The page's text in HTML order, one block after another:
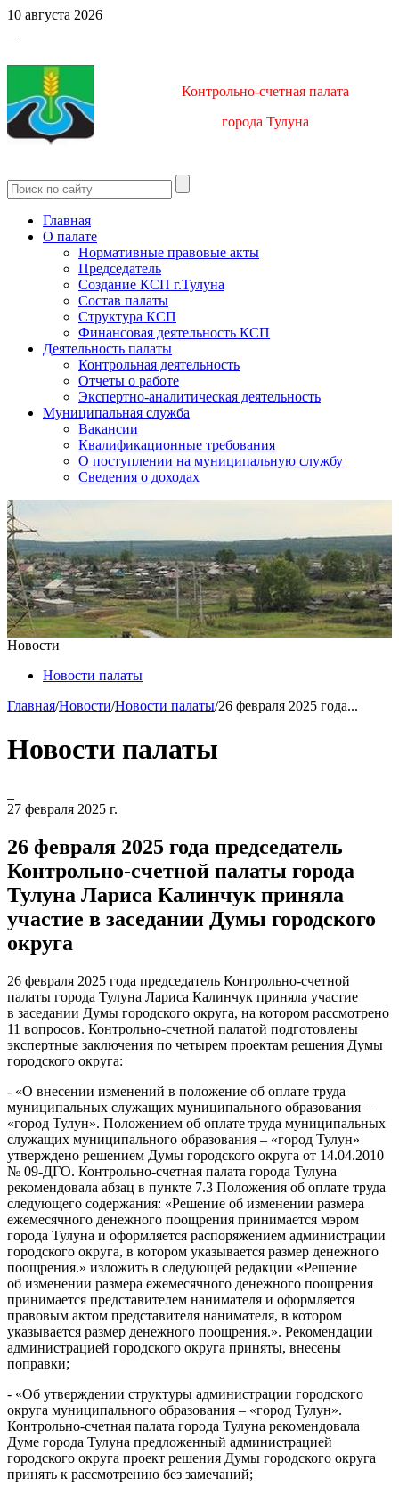
10 августа 2026
Контрольно-счетная палата
города Тулуна
Главная
О палате
Нормативные правовые акты
Председатель
Создание КСП г.Тулуна
Состав палаты
Структура КСП
Финансовая деятельность КСП
Деятельность палаты
Контрольная деятельность
Отчеты о работе
Экспертно-аналитическая деятельность
Муниципальная служба
Вакансии
Квалификационные требования
О поступлении на муниципальную службу
Сведения о доходах
Новости
Новости палаты
Главная/Новости/Новости палаты/26 февраля 2025 года...
Новости палаты
27 февраля 2025 г.
26 февраля 2025 года председатель
Контрольно-счетной палаты города
Тулуна Лариса Калинчук приняла
участие в заседании Думы городского
округа
26 февраля 2025 года председатель Контрольно-счетной
палаты города Тулуна Лариса Калинчук приняла участие
в заседании Думы городского округа, на котором рассмотрено
11 вопросов. Контрольно-счетной палатой подготовлены
экспертные заключения по четырем проектам решения Думы
городского округа:
- «О внесении изменений в положение об оплате труда
муниципальных служащих муниципального образования –
«город Тулун». Положением об оплате труда муниципальных
служащих муниципального образования – «город Тулун»
утверждено решением Думы городского округа от 14.04.2010
№ 09-ДГО. Контрольно-счетная палата города Тулуна
рекомендовала абзац в пункте 7.3 Положения об оплате труда
следующего содержания: «Решение об изменении размера
ежемесячного денежного поощрения принимается мэром
города Тулуна и оформляется распоряжением администрации
городского округа, в котором указывается размер денежного
поощрения.» изложить в следующей редакции «Решение
об изменении размера ежемесячного денежного поощрения
принимается представителем нанимателя и оформляется
правовым актом представителя нанимателя, в котором
указывается размер денежного поощрения.». Рекомендации
администрацией городского округа приняты, внесены
поправки;
- «Об утверждении структуры администрации городского
округа муниципального образования – «город Тулун».
Контрольно-счетная палата города Тулуна рекомендовала
Думе города Тулуна предложенный администрацией
городского округа проект решения Думы городского округа
принять к рассмотрению без замечаний;